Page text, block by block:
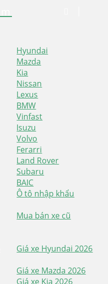
Hyundai
Mazda
Kia
Nissan
Lexus
BMW
Vinfast
Isuzu
Volvo
Ferarri
Land Rover
Subaru
BAIC
Ô tô nhập khẩu
Mua bán xe cũ
Giá xe Hyundai 2026
Giá xe Mazda 2026
Giá xe Kia 2026